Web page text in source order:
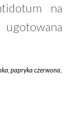
na
papryka czerwona